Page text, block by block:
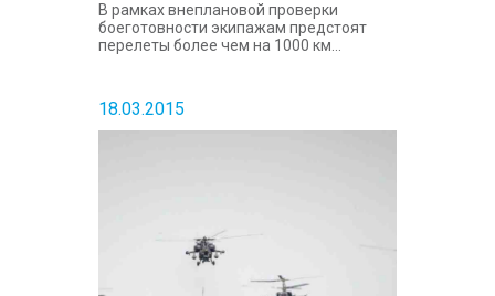
В рамках внеплановой проверки
боеготовности экипажам предстоят
перелеты более чем на 1000 км...
18.03.2015